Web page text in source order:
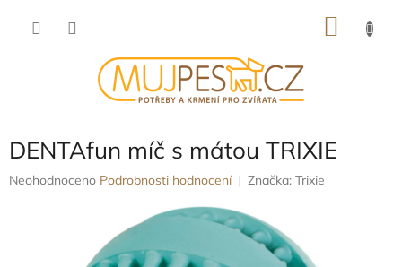
DENTAfun míč s mátou TRIXIE
Průměrné
Neohodnoceno Podrobnosti hodnocení Značka: Trixie